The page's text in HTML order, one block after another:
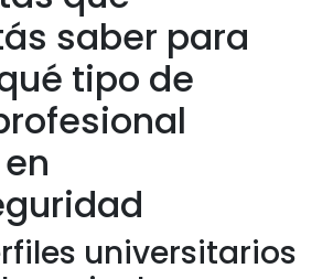
saber para
tipo de
universitarios